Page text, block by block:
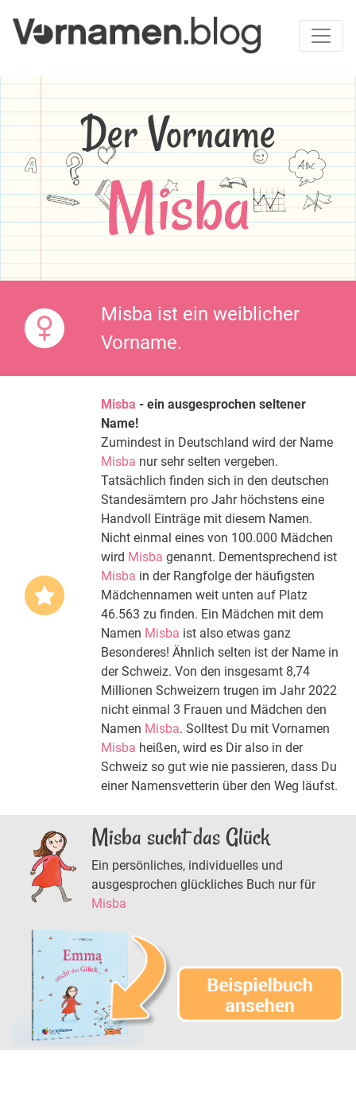
Der Vorname
Misba
Misba ist ein weiblicher
Vorname.
Misba - ein ausgesprochen seltener
Name!
Zumindest in Deutschland wird der Name
Misba nur sehr selten vergeben.
Tatsächlich finden sich in den deutschen
Standesämtern pro Jahr höchstens eine
Handvoll Einträge mit diesem Namen.
Nicht einmal eines von 100.000 Mädchen
wird Misba genannt. Dementsprechend ist
Misba in der Rangfolge der häufigsten
Mädchennamen weit unten auf Platz
46.563 zu finden. Ein Mädchen mit dem
Namen Misba ist also etwas ganz
Besonderes! Ähnlich selten ist der Name in
der Schweiz. Von den insgesamt 8,74
Millionen Schweizern trugen im Jahr 2022
nicht einmal 3 Frauen und Mädchen den
Namen Misba. Solltest Du mit Vornamen
Misba heißen, wird es Dir also in der
Schweiz so gut wie nie passieren, dass Du
einer Namensvetterin über den Weg läufst.
Misba sucht das Glück
Ein persönliches, individuelles und
ausgesprochen glückliches Buch nur für
Misba